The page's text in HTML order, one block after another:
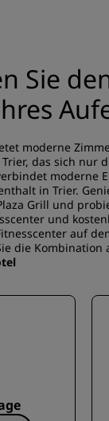
Sie
moderne
das sich nur
moderne
in Trier.
Grill und
und
auf
die